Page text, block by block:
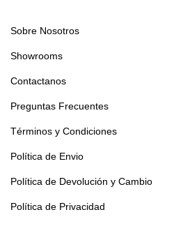
Sobre Nosotros
Showrooms
Contactanos
Preguntas Frecuentes
Términos y Condiciones
Política de Envio
Política de Devolución y Cambio
Política de Privacidad